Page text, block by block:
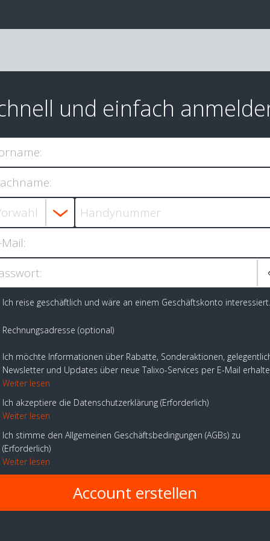
und einfach
Ich reise geschäftlich und wäre an einem Geschäftskonto interessiert.
Rechnungsadresse (optional)
Ich möchte Informationen über Rabatte, Sonderaktionen,
Newsletter und Updates über neue Talixo-Services per E-Mail
Weiter lesen
Ich akzeptiere die Datenschutzerklärung Erforderlich
Weiter lesen
Ich stimme den Allgemeinen Geschäftsbedingungen (AGBs) zu
Erforderlich
Weiter lesen